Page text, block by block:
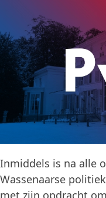
Inmiddels is na alle
Wassenaarse
met zijn opdracht